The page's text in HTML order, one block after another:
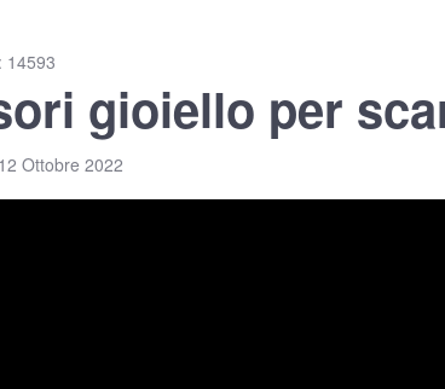
14593
gioiello per
12 Ottobre 2022